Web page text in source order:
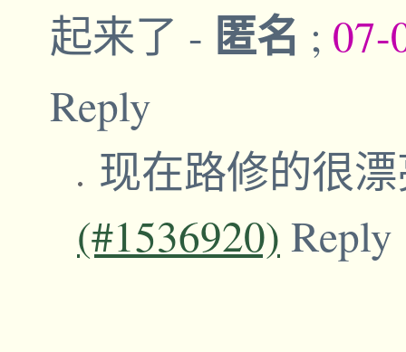
起来了 - 匿名 ; 07-
Reply
现在路修的很
(#1536920) Reply